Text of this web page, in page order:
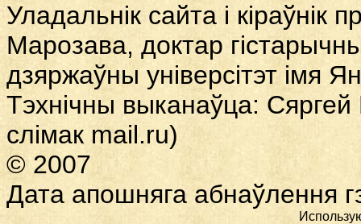
Уладальнік сайта і кіраўнік
Марозава, доктар
дзяржаўны універсітэт імя
Тэхнічны выканаўца:
слімак mail.ru)
© 2007
Дата апошняга абнаўлення